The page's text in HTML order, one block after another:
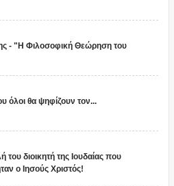
- "Η Φιλοσοφική Θεώρηση του
όλοι θα ψηφίζουν τον...
του διοικητή της Ιουδαίας που
ο Ιησούς Χριστός!